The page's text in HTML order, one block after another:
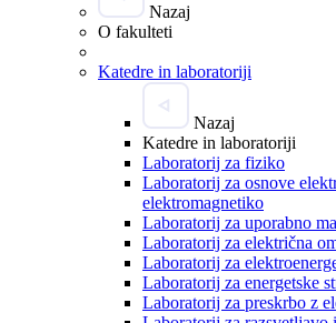
Nazaj
O fakulteti
Katedre in laboratoriji
Nazaj
Katedre in laboratoriji
Laboratorij za fiziko
Laboratorij za osnove
elektromagnetiko
Laboratorij za uporabno
Laboratorij za električna
Laboratorij za
Laboratorij za energetske
Laboratorij za preskrbo z